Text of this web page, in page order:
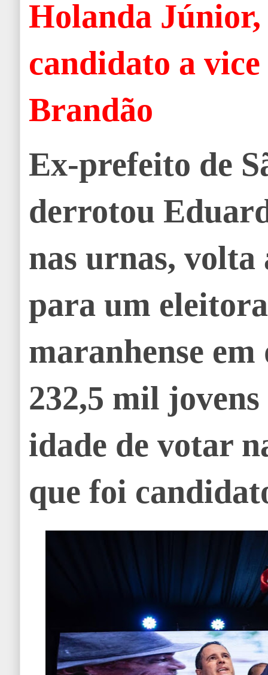
Holanda
candidato a
Brandão
Ex-prefeito de
derrotou
nas urnas, volta
para um
maranhense em
232,5 mil
idade de votar
que foi